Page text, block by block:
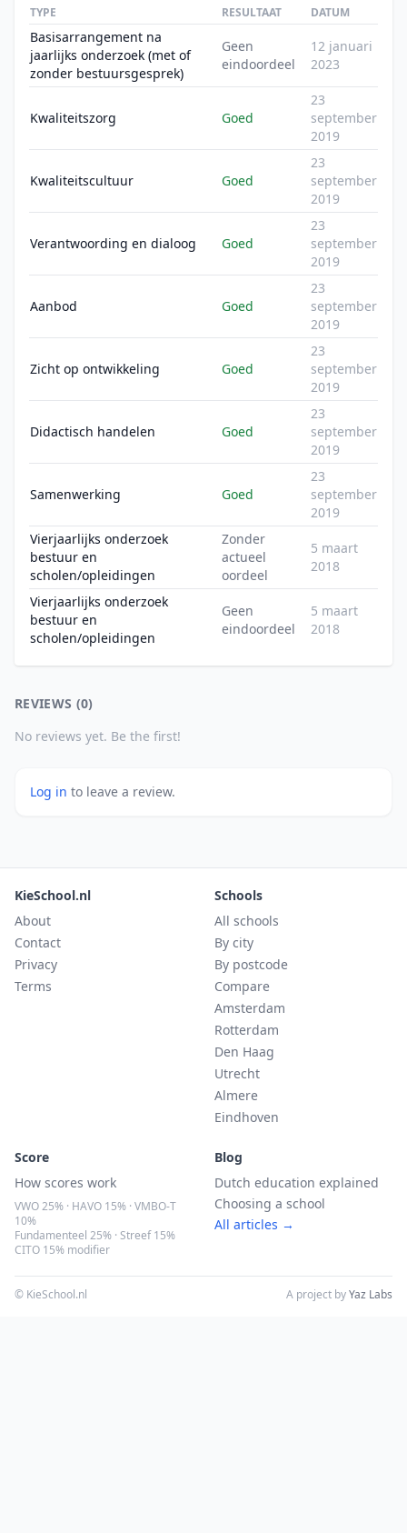
TYPE RESULTAAT DATUM
Basisarrangement na
jaarlijks onderzoek (met of
zonder bestuursgesprek)
Geen
eindoordeel
12 januari
2023
Kwaliteitszorg Goed
23
september
2019
Kwaliteitscultuur Goed
23
september
2019
Verantwoording en dialoog Goed
23
september
2019
Aanbod Goed
23
september
2019
Zicht op ontwikkeling Goed
23
september
2019
Didactisch handelen Goed
23
september
2019
Samenwerking Goed
23
september
2019
Vierjaarlijks onderzoek
bestuur en
scholen/opleidingen
Zonder
actueel
oordeel
5 maart
2018
Vierjaarlijks onderzoek
bestuur en
scholen/opleidingen
Geen
eindoordeel
5 maart
2018
REVIEWS (0)
No reviews yet. Be the first!
Log in to leave a review.
KieSchool.nl
About
Contact
Privacy
Terms
Schools
All schools
By city
By postcode
Compare
Amsterdam
Rotterdam
Den Haag
Utrecht
Almere
Eindhoven
Score
How scores work
VWO 25% · HAVO 15% · VMBO-T
10%
Fundamenteel 25% · Streef 15%
CITO 15% modifier
Blog
Dutch education explained
Choosing a school
All articles →
© KieSchool.nl A project byYaz Labs